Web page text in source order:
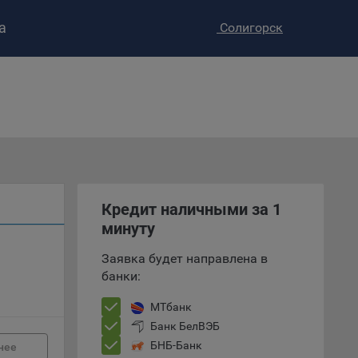
и
Солигорск
Кредит наличными за 1
минуту
Заявка будет направлена в
банки:
МТбанк
Банк БелВЭБ
БНБ-Банк